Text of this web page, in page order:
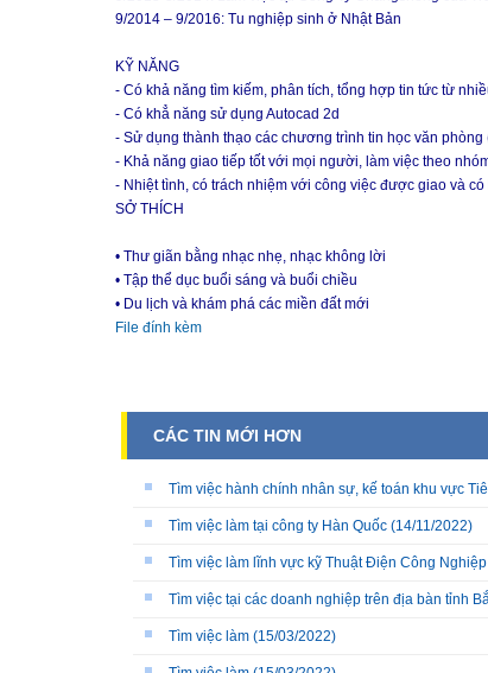
9/2014 – 9/2016: Tu nghiệp sinh ở Nhật Bản
KỸ NĂNG
- Có khả năng tìm kiếm, phân tích, tổng hợp tin tức từ
- Có khẳ năng sử dụng Autocad 2d
- Sử dụng thành thạo các chương trình tin học văn
- Khả năng giao tiếp tốt với mọi người, làm việc theo
- Nhiệt tình, có trách nhiệm với công việc được giao và
SỞ THÍCH
• Thư giãn bằng nhạc nhẹ, nhạc không lời
• Tập thể dục buổi sáng và buổi chiều
• Du lịch và khám phá các miền đất mới
File đính kèm
CÁC TIN MỚI HƠN
Tìm việc hành chính nhân sự, kế toán khu vực
Tìm việc làm tại công ty Hàn Quốc (14/11/2022)
Tìm việc làm lĩnh vực kỹ Thuật Điện Công Nghiệp
Tìm việc tại các doanh nghiệp trên địa bàn tỉnh
Tìm việc làm (15/03/2022)